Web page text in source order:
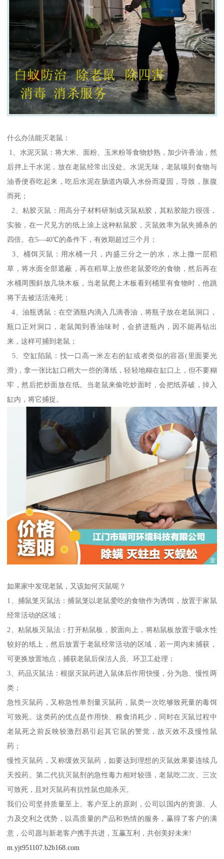
什么办法能灭老鼠：
1、水泥灭鼠：将大米、面粉、玉米粉等食物炒熟，加少许香油，然
后拌上干水泥，放在老鼠经常出没处。水泥无味，老鼠嗅到食物与
油香便吞吃起来，吃后水泥在肠道内吸入水份而凝固，导致，胀腹
而死；
2、粘胶灭鼠：用高分子材料研制成灭鼠粘胶，其粘胶能力很强，
实验，在一尺见方的纸上涂上这种粘鼠胶，灭鼠效率为鼠夹捕杀的
四倍。在5—40℃的条件下，有效期超过三个月；
3、桶饵灭鼠：用水桶一只，内盛三分之一的水，水上撒一层稻
草，将水面全部遮蔽，再在稻草上放些老鼠爱吃的食物，然后再在
水桶周围斜放几块木板，当老鼠爬上木板看到桶里有食物时，他跳
将下去被活活淹死；
4、油瓶诱鼠：在空酒瓶内滴入几滴香油，将瓶子放在老鼠洞口，
瓶口正对洞口，老鼠闻到香油味时，会挤进瓶内，因不能再钻出
来，这样可捕到老鼠；
5、空缸陷鼠：找一口高一米左右的缸或者类似的容器(里面要光
滑)，拿一张比缸口稍大一些的薄纸，轻轻地糊在缸口上，但不要糊
牢，然后把炒面放在纸。当老鼠来偷吃炒面时，会把纸弄破，掉入
缸内，将它捕捉。
如果家中发现老鼠，又该如何灭鼠呢？
1、捕鼠笼灭鼠法：捕鼠笼以老鼠爱吃的食物作为诱饵，放置于家鼠
经常活动的区域；
2、粘鼠板灭鼠法：打开粘鼠板，胶面向上，将粘鼠板放置于吸水性
较好的纸上，然后放置于老鼠经常活动的区域，若一周内未捕获，
可更换放置地点，捕获老鼠后保洁人员、环卫工处理；
3、药品灭鼠法：根据灭鼠药进入鼠体后作用快慢，分为急、慢性两
类；
急性灭鼠药，又称急性单剂量灭鼠药，鼠类一次吃够致死量的毒饵
可致死。这类药的优点是作用快、粮食消耗少，同时在灭鼠过程中
老鼠死之前反映较激烈易引起其它鼠的警觉，故灭效不及慢性鼠
药；
慢性灭鼠药，又称缓效灭鼠药，如要达到理想的灭鼠效果要连续几
天投药。第二代抗灭鼠剂的急性毒力相对较强，老鼠吃二次、三次
可致死，且对灭鼠药有抗性鼠也能杀灭。
我们公司坚持质量至上、客户至上的原则，公司以国内的资源、人
力及交利之优势，以高质量的产品和热情的服务，赢得了客户的满
意，公司愿与新老客户携手共进，互赢互利，共创美好未来!
m.yjt951107.b2b168.com